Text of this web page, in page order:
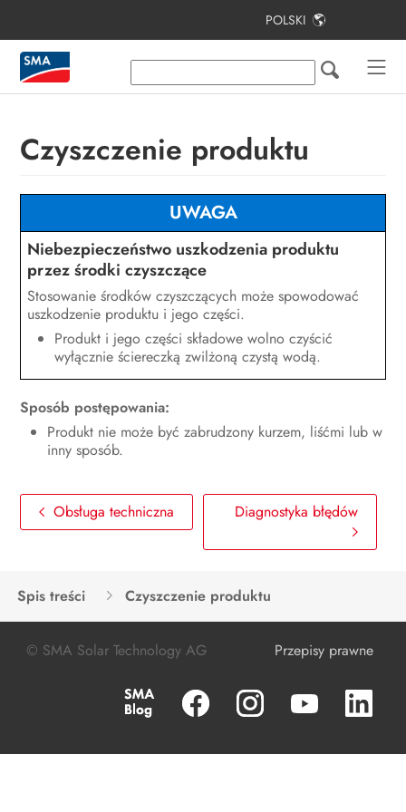
POLSKI
Czyszczenie produktu
UWAGA
Niebezpieczeństwo uszkodzenia produktu
przez środki czyszczące
Stosowanie środków czyszczących może spowodować
uszkodzenie produktu i jego części.
Produkt i jego części składowe wolno czyścić
wyłącznie ściereczką zwilżoną czystą wodą.
Sposób postępowania:
Produkt nie może być zabrudzony kurzem, liśćmi lub w
inny sposób.
Obsługa techniczna Diagnostyka błędów
Spis treści Czyszczenie produktu
© SMA Solar Technology AG Przepisy prawne
Spis treści
Informacje na temat niniejszego
Bezpieczeństwo
Widok urządzenia
Montaż
Podłączenie elektryczne
Uruchomienie
Obsługa
Odłączanie produktu od napięcia
Obsługa techniczna
Czyszczenie produktu
Diagnostyka błędów
Sposób postępowania przy
otrzymaniu urządzenia zastępczego
Dane techniczne